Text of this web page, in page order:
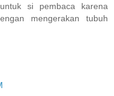
si pembaca karena
mengerakan tubuh